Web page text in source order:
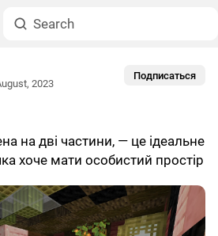
2023
Подписаться
на дві частини, — це ідеальне
хоче мати особистий простір